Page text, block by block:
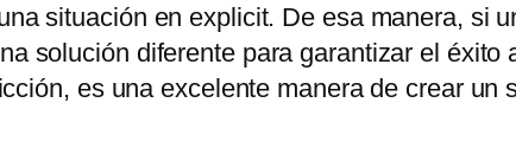
situación en explicit. De esa manera, si
solución diferente para garantizar el éxito
es una excelente manera de crear un